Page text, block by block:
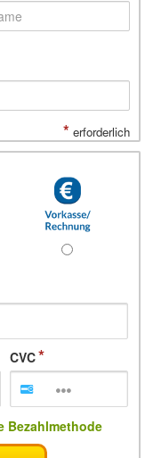
* erforderlich
CVC
Bezahlmethode